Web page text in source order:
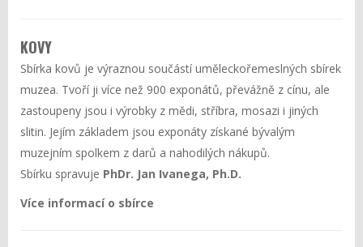
KOVY
Sbírka kovů je výraznou součástí uměleckořemeslných sbírek
muzea. Tvoří ji více než 900 exponátů, převážně z cínu, ale
zastoupeny jsou i výrobky z mědi, stříbra, mosazi i jiných
slitin. Jejím základem jsou exponáty získané bývalým
muzejním spolkem z darů a nahodilých nákupů.
Sbírku spravuje PhDr. Jan Ivanega, Ph.D.
Více informací o sbírce